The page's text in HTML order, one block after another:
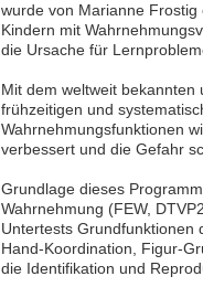
wurde von Marianne
Kindern mit
die Ursache für
Mit dem weltweit
frühzeitigen und
Wahrnehmungsfunktionen
verbessert und die Gefahr
Grundlage dieses
Wahrnehmung (FEW,
Untertests Grundfunktionen
Hand-Koordination, Figur-
die Identifikation und